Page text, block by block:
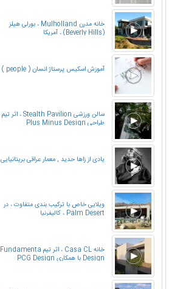
خانه مدرن Mulholland ، بورلی هیلز
(Beverly Hills) ، آمریکا
آموزش اسکیس پرستاژ انسان ( people )
سالن ورزشی Stealth Pavilion ، اثر تیم
طراحی Plus Minus Design
یادی از زاها حدید , معمار عراقی بریتانیایی
ویلایی خاص با ترکیب بندی متفاوت ، در
Palm Desert ، کالیفرنیا
خانه Casa CL ، اثر تیم Fundamenta
Design با همکاری PCG Design